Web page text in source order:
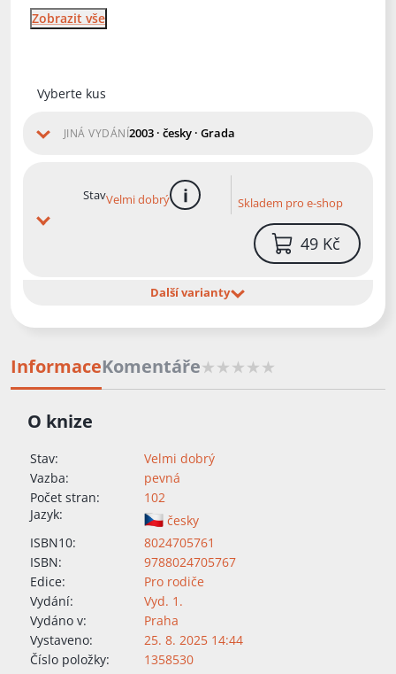
Zobrazit vše
Vyberte kus
JINÁ VYDÁNÍ2003 · česky · Grada
StavVelmi dobrý více informacíSkladem pro e-shop
49 Kč
Další varianty
InformaceKomentáře
O knize
Stav:
Velmi dobrý
Vazba:
pevná
Počet stran:
102
Jazyk:
česky
ISBN10:
8024705761
ISBN:
9788024705767
Edice:
Pro rodiče
Vydání:
Vyd. 1.
Vydáno v:
Praha
Vystaveno:
25. 8. 2025 14:44
Číslo položky:
1358530